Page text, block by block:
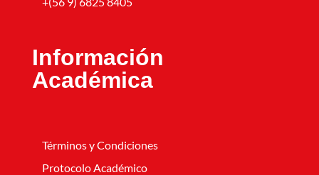
Información
Académica
Términos y Condiciones
Protocolo Académico